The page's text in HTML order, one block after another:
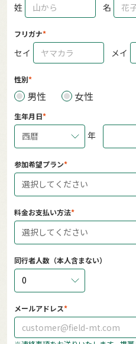
姓 名
フリガナ
セイ メイ
性別
男性 女性
生年月日
西暦 年
参加希望プラン
選択してください
料金お支払い方法
選択してください
同行者人数（本人含まない）
0
メールアドレス